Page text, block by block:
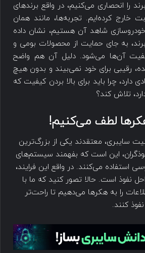
را انحصاری می‌کنیم، در واقع برندهای
خارج کرده‌ایم. تجربه‌ها، مانند همان
شاهد آن هستیم، نشان داده
به جای حمایت از محصولات بومی و
آن‌ها می‌شود. دلیل آن هم واضح
رقیبی برای خود نمی‌بیند و بدون هیچ
دارد، چرا باید برای بالا بردن کیفیت که
تلاش کند؟
هکرها لطف می‌کنیم!
سایبری، معتقدند یکی از بزرگ‌ترین
این است که بفهمند سیستم‌های
استفاده می‌کنند. در واقع این فرایند،
نفوذ است. حالا تصور کنید که ما با
را به هکرها می‌دهیم تا راحت‌تر
کنند.